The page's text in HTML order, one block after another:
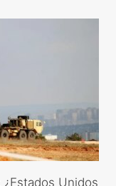
Unidos